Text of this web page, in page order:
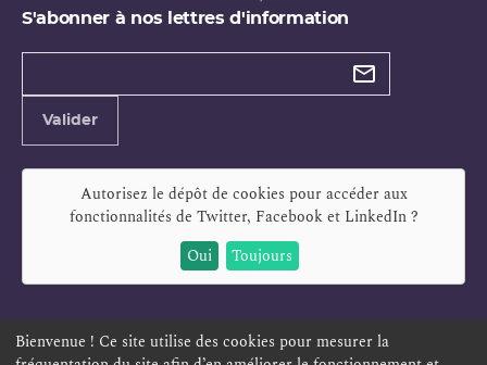
S'abonner à nos lettres d'information
Types de
Valider
Autorisez le dépôt de cookies pour accéder aux
fonctionnalités de Twitter, Facebook et LinkedIn?
Oui
Toujours
Bienvenue ! Ce site utilise des cookies pour mesurer la